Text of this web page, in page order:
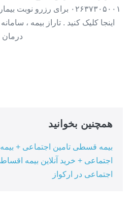
۰۲۶۳۷۳۰۵۰۰۱ برای رزرو
اینجا کلیک کنید . تاراز بیمه ،
درمان
همچنین بخوانید
بیمه قسطی تامین اجتماعی +
اجتماعی + خرید آنلاین بیمه
اجتماعی در ارکواز